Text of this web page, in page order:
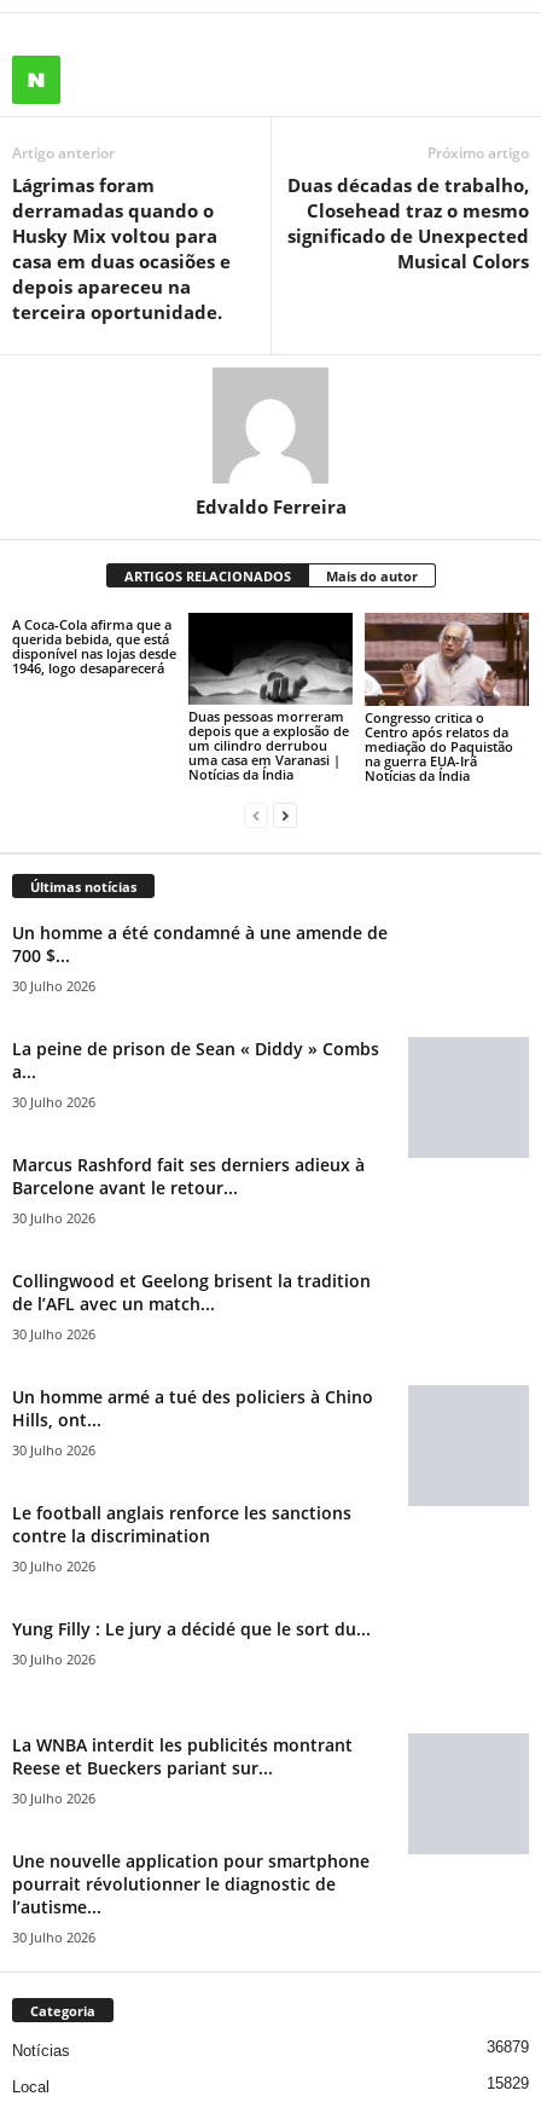
Artigo anterior
Lágrimas foram
derramadas quando o
Husky Mix voltou para
casa em duas ocasiões e
depois apareceu na
terceira oportunidade.
Próximo artigo
Duas décadas de trabalho,
Closehead traz o mesmo
significado de Unexpected
Musical Colors
Edvaldo Ferreira
ARTIGOS RELACIONADOS Mais do autor
A Coca-Cola afirma que a
querida bebida, que está
disponível nas lojas desde
1946, logo desaparecerá
Duas pessoas morreram
depois que a explosão de
um cilindro derrubou
uma casa em Varanasi |
Notícias da Índia
Congresso critica o
Centro após relatos da
mediação do Paquistão
na guerra EUA-Irã
Notícias da Índia
Últimas notícias
Un homme a été condamné à une amende de
700 $...
30 Julho 2026
La peine de prison de Sean « Diddy » Combs
a...
30 Julho 2026
Marcus Rashford fait ses derniers adieux à
Barcelone avant le retour...
30 Julho 2026
Collingwood et Geelong brisent la tradition
de l’AFL avec un match...
30 Julho 2026
Un homme armé a tué des policiers à Chino
Hills, ont...
30 Julho 2026
Le football anglais renforce les sanctions
contre la discrimination
30 Julho 2026
Yung Filly : Le jury a décidé que le sort du...
30 Julho 2026
La WNBA interdit les publicités montrant
Reese et Bueckers pariant sur...
30 Julho 2026
Une nouvelle application pour smartphone
pourrait révolutionner le diagnostic de
l’autisme...
30 Julho 2026
Categoria
Notícias 36879
Local 15829